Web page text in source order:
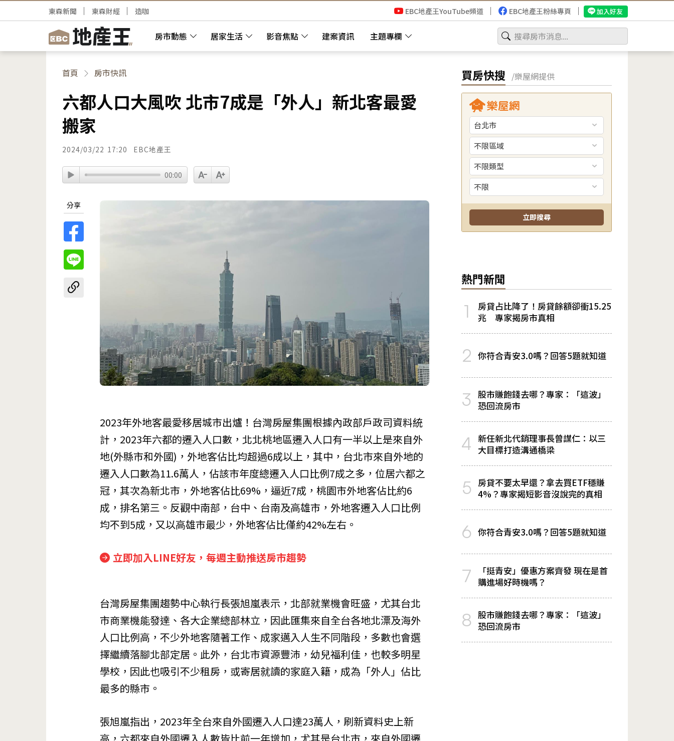
房市動態 居家生活 影音焦點 建案資訊 主題專欄
東森新聞 東森財經 造咖 EBC地產王YouTube頻道 EBC地產王粉絲專頁 加入好友
首頁 房市快訊
六都人口大風吹 北市7成是「外人」新北客最愛
搬家
2024/03/22 17:20 EBC地產王
00:00
分享
2023年外地客最愛移居城市出爐！台灣房屋集團根據內政部戶政司資料統
計，2023年六都的遷入人口數，北北桃地區遷入人口有一半以上是來自外
地(外縣市和外國)，外地客佔比均超過6成以上，其中，台北市來自外地的
遷入人口數為11.6萬人，佔該市年度總遷入人口比例7成之多，位居六都之
冠，其次為新北市，外地客佔比69%，逼近7成，桃園市外地客佔比約6
成，排名第三。反觀中南部，台中、台南及高雄市，外地客遷入人口比例
均不到5成，又以高雄市最少，外地客佔比僅約42%左右。
立即加入LINE好友，每週主動推送房市趨勢
台灣房屋集團趨勢中心執行長張旭嵐表示，北部就業機會旺盛，尤其台北
市商業機能發達、各大企業總部林立，因此匯集來自全台各地北漂及海外
人口比例高，不少外地客隨著工作、成家邁入人生不同階段，多數也會選
擇繼續落腳北部定居。此外，台北市資源豐沛，幼兒福利佳，也較多明星
學校，因此也吸引不少租房，或寄居就讀的家庭入籍，成為「外人」佔比
最多的縣市。
張旭嵐指出，2023年全台來自外國遷入人口達23萬人，刷新資料史上新
買房快搜 /樂屋網提供
熱門新聞
1
房貸占比降了！房貸餘額卻衝15.25
兆 專家揭房市真相
2 你符合青安3.0嗎？回答5題就知道
3 股市賺飽錢去哪？專家：「這波」
恐回流房市
4 新任新北代銷理事長曾謀仁：以三
大目標打造溝通橋梁
5 房貸不要太早還？拿去買ETF穩賺
4%？專家揭短影音沒說完的真相
6 你符合青安3.0嗎？回答5題就知道
7
「挺青安」優惠方案齊發 現在是首
購進場好時機嗎？
8 股市賺飽錢去哪？專家：「這波」
恐回流房市